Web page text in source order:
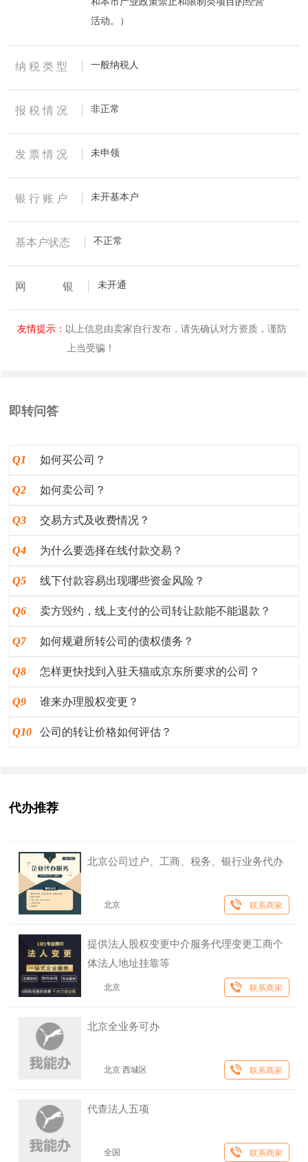
活动。）
纳 税 类 型 一般纳税人
报 税 情 况 非正常
发 票 情 况 未申领
银 行 账 户 未开基本户
基本户状态 不正常
网 银 未开通
友情提示： 以上信息由卖家自行发布，请先确认对方资质，谨防
上当受骗！
即转问答
Q1 如何买公司？
Q2 如何卖公司？
Q3 交易方式及收费情况？
Q4 为什么要选择在线付款交易？
Q5 线下付款容易出现哪些资金风险？
Q6 卖方毁约，线上支付的公司转让款能不能退款？
Q7 如何规避所转公司的债权债务？
Q8 怎样更快找到入驻天猫或京东所要求的公司？
Q9 谁来办理股权变更？
Q10 公司的转让价格如何评估？
代办推荐
北京公司过户、工商、税务、银行业务代办
北京 联系商家
提供法人股权变更中介服务代理变更工商个
体法人地址挂靠等
北京 联系商家
北京全业务可办
北京 西城区 联系商家
代查法人五项
全国 联系商家